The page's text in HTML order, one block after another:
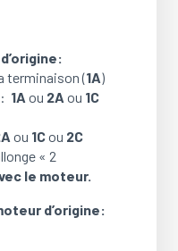
(1A)
1A ou 2A ou 1C
ou 1Cou 2C
« 2
le moteur.
d’origine: